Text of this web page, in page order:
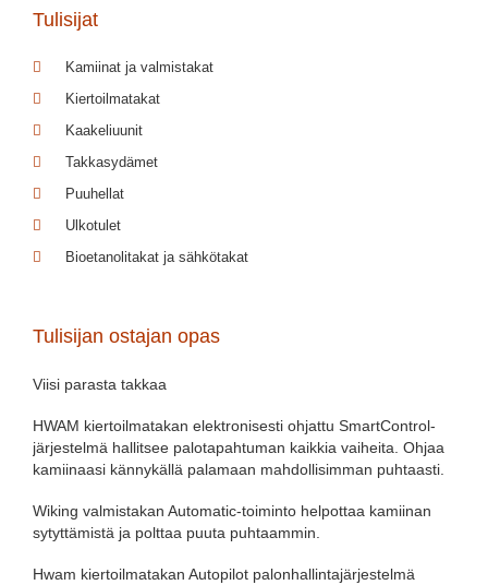
Tulisijat
Kamiinat ja valmistakat
Kiertoilmatakat
Kaakeliuunit
Takkasydämet
Puuhellat
Ulkotulet
Bioetanolitakat ja sähkötakat
Tulisijan ostajan opas
Viisi parasta takkaa
HWAM kiertoilmatakan elektronisesti ohjattu SmartControl-
järjestelmä hallitsee palotapahtuman kaikkia vaiheita. Ohjaa
kamiinaasi kännykällä palamaan mahdollisimman puhtaasti.
Wiking valmistakan Automatic-toiminto helpottaa kamiinan
sytyttämistä ja polttaa puuta puhtaammin.
Hwam kiertoilmatakan Autopilot palonhallintajärjestelmä